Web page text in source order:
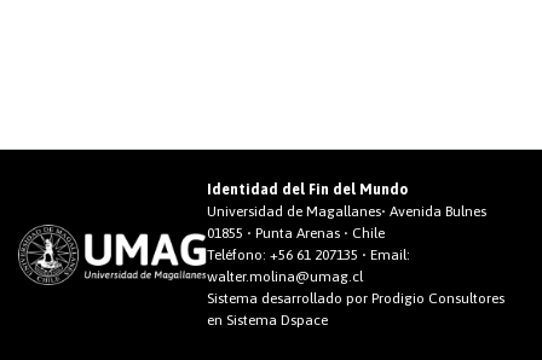
Identidad del Fin del Mundo
Universidad de Magallanes• Avenida Bulnes
01855 • Punta Arenas • Chile
Teléfono:+56 61 207135 • Email:
walter.molina@umag.cl
Sistema desarrollado por Prodigio Consultores
en Sistema Dspace